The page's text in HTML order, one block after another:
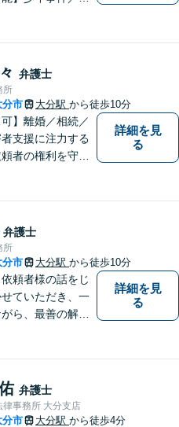
られるべく、社
のために最善を
弁護士
所
分市 大分駅 から徒歩10分
可】離婚／相続／
支援に注力する
者の権利を守
詳細を見
る
弁護士
所
分市 大分駅 から徒歩10分
頼者様の話をじ
ていただき、一
ら、最善の解決
詳細を見
る
弁護士
律事務所 大分支店
分市 大分駅 から徒歩4分